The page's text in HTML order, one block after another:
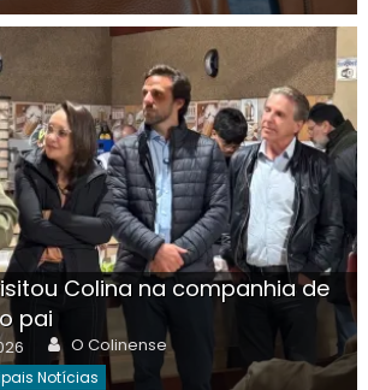
Colina na companhia de
pai
Author
O Colinense
Notícias